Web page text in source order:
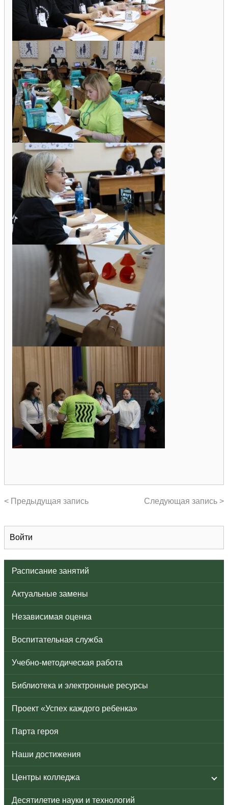
Войти
Расписание занятий
Актуальные замены
Независимая оценка
Воспитательная служба
Учебно-методическая работа
Библиотека и электронные ресурсы
Проект «Успех каждого ребенка»
Парта героя
Наши достижения
Центры колледжа
Десятилетие науки и технологий
< Предыдущая запись Следующая запись >